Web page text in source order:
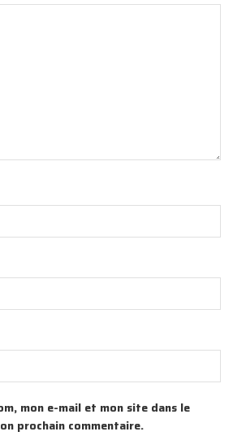
mon e-mail et mon site dans le
prochain commentaire.